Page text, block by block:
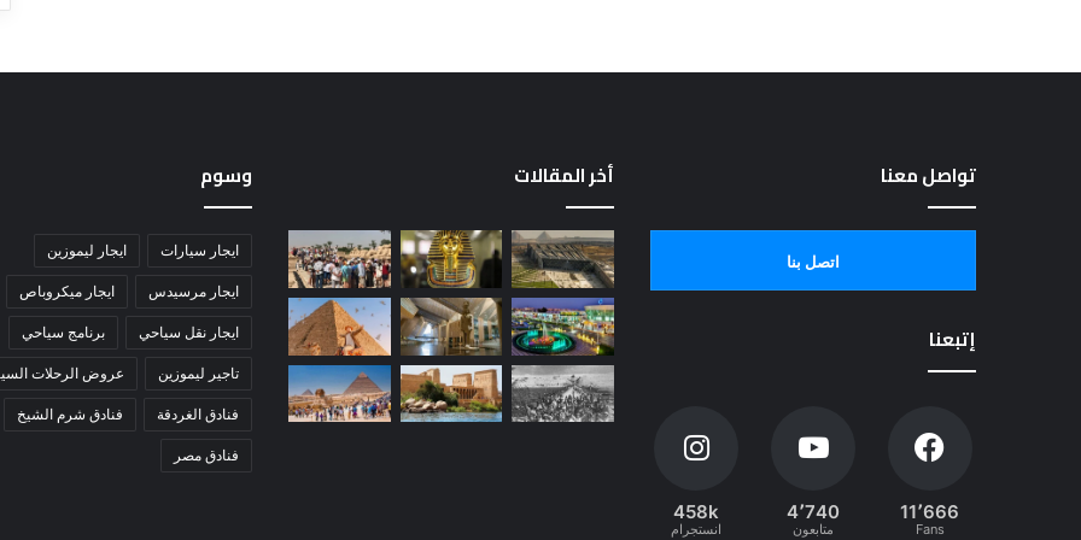
تواصل معنا
اتصل بنا
إتبعنا
11٬666
Fans
4٬740
متابعون
458k
انستجرام
أخر المقالات وسوم
ايجار سيارات ايجار ليموزين
ايجار مرسيدس ايجار ميكروباص
ايجار نقل سياحي برنامج سياحي
تاجير ليموزين عروض الرحلات
فنادق الغردقة فنادق شرم الشيخ
فنادق مصر